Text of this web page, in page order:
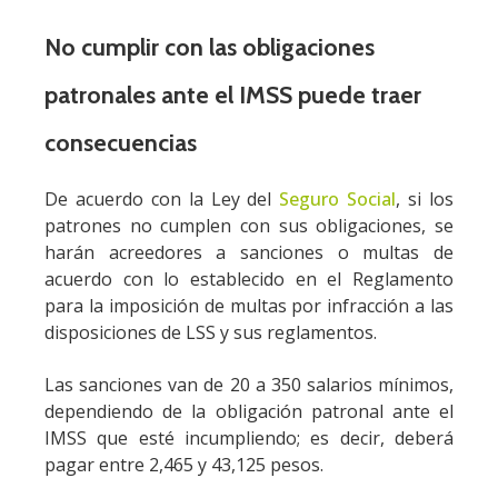
No cumplir con las obligaciones
patronales ante el IMSS puede traer
consecuencias
De acuerdo con la Ley del Seguro Social, si los
patrones no cumplen con sus obligaciones, se
harán acreedores a sanciones o multas de
acuerdo con lo establecido en el Reglamento
para la imposición de multas por infracción a las
disposiciones de LSS y sus reglamentos.
Las sanciones van de 20 a 350 salarios mínimos,
dependiendo de la obligación patronal ante el
IMSS que esté incumpliendo; es decir, deberá
pagar entre 2,465 y 43,125 pesos.